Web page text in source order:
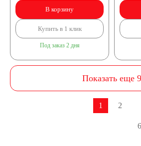
В корзину
Купить в 1 клик
Под заказ 2 дня
Показать еще 9
1 2